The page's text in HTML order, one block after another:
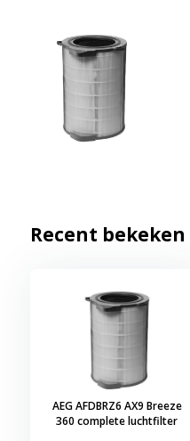
Recent bekeken
AEG AFDBRZ6 AX9 Breeze
360 complete luchtfilter